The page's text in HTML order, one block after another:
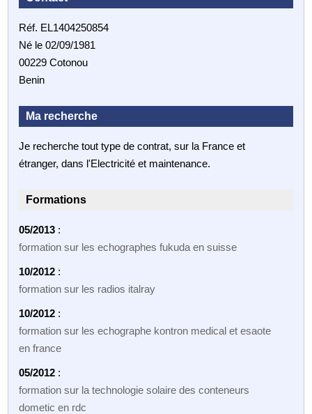
Réf. EL1404250854
Né le 02/09/1981
00229 Cotonou
Benin
Ma recherche
Je recherche tout type de contrat, sur la France et
étranger, dans l'Electricité et maintenance.
Formations
05/2013 :
formation sur les echographes fukuda en suisse
10/2012 :
formation sur les radios italray
10/2012 :
formation sur les echographe kontron medical et esaote
en france
05/2012 :
formation sur la technologie solaire des conteneurs
dometic en rdc